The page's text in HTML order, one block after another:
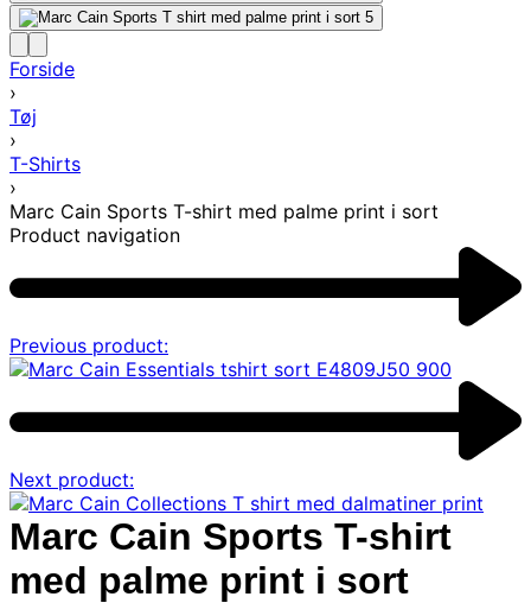
Forside
›
Tøj
›
T-Shirts
›
Marc Cain Sports T-shirt med palme print i sort
Product navigation
Previous product:
Next product:
Marc Cain Sports T-shirt
med palme print i sort